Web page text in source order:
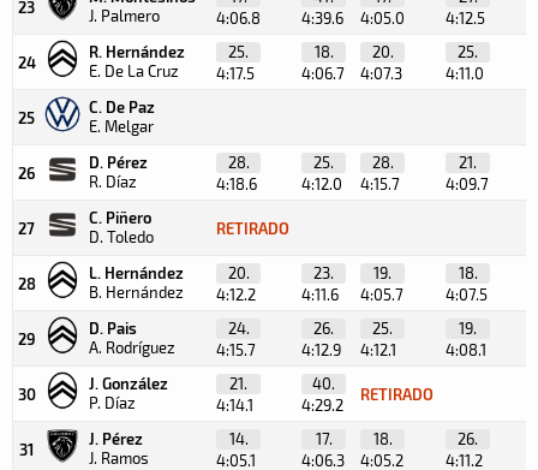
23 J. Palmero
4:06.8
4:39.6
4:05.0
4:12.5
24
R. Hernández
E. De La Cruz
25.
4:17.5
18.
4:06.7
20.
4:07.3
25.
4:11.0
25
C. De Paz
E. Melgar
26
D. Pérez
R. Díaz
28.
4:18.6
25.
4:12.0
28.
4:15.7
21.
4:09.7
27
C. Piñero
D. Toledo RETIRADO
28
L. Hernández
B. Hernández
20.
4:12.2
23.
4:11.6
19.
4:05.7
18.
4:07.5
29
D. Pais
A. Rodríguez
24.
4:15.7
26.
4:12.9
25.
4:12.1
19.
4:08.1
30
J. González
P. Díaz
21.
4:14.1
40.
4:29.2
RETIRADO
31
J. Pérez
J. Ramos
14.
4:05.1
17.
4:06.3
18.
4:05.2
26.
4:11.2